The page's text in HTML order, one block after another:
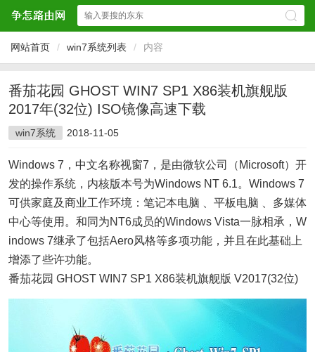
网站首页 / win7系统列表 / 内容
番茄花园 GHOST WIN7 SP1 X86装机旗舰版
2017年(32位) ISO镜像高速下载
win7系统 2018-11-05
Windows 7，中文名称视窗7，是由微软公司（Microsoft）开
发的操作系统，内核版本号为Windows NT 6.1。Windows 7
可供家庭及商业工作环境：笔记本电脑 、平板电脑 、多媒体
中心等使用。和同为NT6成员的Windows Vista一脉相承，W
indows 7继承了包括Aero风格等多项功能，并且在此基础上
增添了些许功能。
番茄花园 GHOST WIN7 SP1 X86装机旗舰版 V2017(32位)